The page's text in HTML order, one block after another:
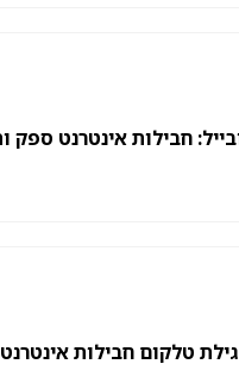
גילת טלקום חבילות אינטרנט